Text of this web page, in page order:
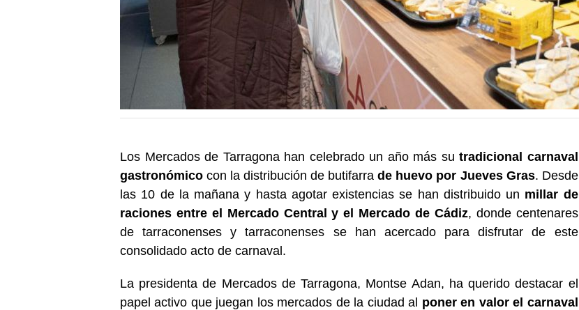
Los Mercados de Tarragona han celebrado un año más sutradicional carnaval
gastronómico con la distribución de butifarrade huevo por Jueves Gras. Desde
las 10 de la mañana y hasta agotar existencias se han distribuido un millar de
raciones entre el Mercado Central y el Mercado de Cádiz, donde centenares
de tarraconenses y tarraconenses se han acercado para disfrutar de este
consolidado acto de carnaval.
La presidenta de Mercados de Tarragona, Montse Adan, ha querido destacar el
papel activo que juegan los mercados de la ciudad al poner en valor el carnaval